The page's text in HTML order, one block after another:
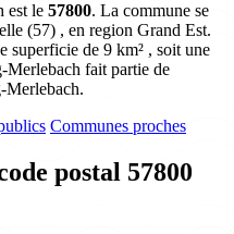
est le 57800. La commune se
(57) , en region Grand Est.
superficie de 9 km² , soit une
Merlebach fait partie de
Merlebach.
Communes proches
postal 57800